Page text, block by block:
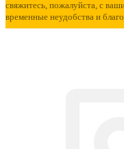
свяжитесь, пожалуйста, с
временные неудобства и